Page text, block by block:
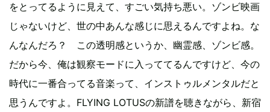
をとってるように見えて、すごい気持ち悪い。ゾンビ映画
じゃないけど、世の中あんな感じに思えるんですよね。な
んなんだろ？ この透明感というか、幽霊感、ゾンビ感。
だから今、俺は観察モードに入っててるんですけど、今の
時代に一番合ってる音楽って、インストゥルメンタルだと
思うんですよ。FLYING LOTUSの新譜を聴きながら、新宿